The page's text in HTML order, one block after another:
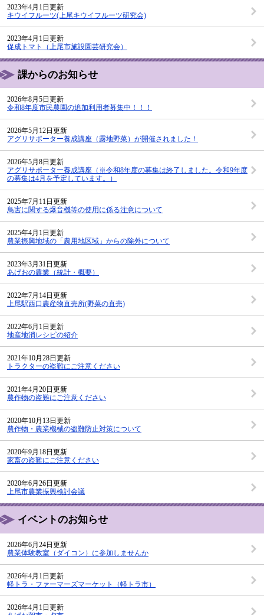
2023年4月1日更新
キウイフルーツ(上尾キウイフルーツ研究会)
2023年4月1日更新
促成トマト（上尾市施設園芸研究会）
課からのお知らせ
2026年8月5日更新
令和8年度市民農園の追加利用者募集中！！！
2026年5月12日更新
アグリサポーター養成講座（露地野菜）が開催されました！
2026年5月8日更新
アグリサポーター養成講座（※令和8年度の募集は終了しました。令和9年度
の募集は4月を予定しています。）
2025年7月11日更新
鳥害に関する爆音機等の使用に係る注意について
2025年4月1日更新
農業振興地域の「農用地区域」からの除外について
2023年3月31日更新
あげおの農業（統計・概要）
2022年7月14日更新
上尾駅西口農産物直売所(野菜の直売)
2022年6月1日更新
地産地消レシピの紹介
2021年10月28日更新
トラクターの盗難にご注意ください
2021年4月20日更新
農作物の盗難にご注意ください
2020年10月13日更新
農作物・農業機械の盗難防止対策について
2020年9月18日更新
家畜の盗難にご注意ください
2020年6月26日更新
上尾市農業振興検討会議
イベントのお知らせ
2026年6月24日更新
農業体験教室（ダイコン）に参加しませんか
2026年4月1日更新
軽トラ・ファーマーズマーケット（軽トラ市）
2026年4月1日更新